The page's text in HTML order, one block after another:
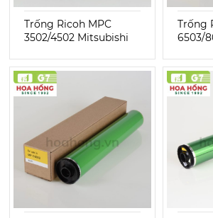
Trống Ricoh MPC
3502/4502 Mitsubishi
Trống
6503/